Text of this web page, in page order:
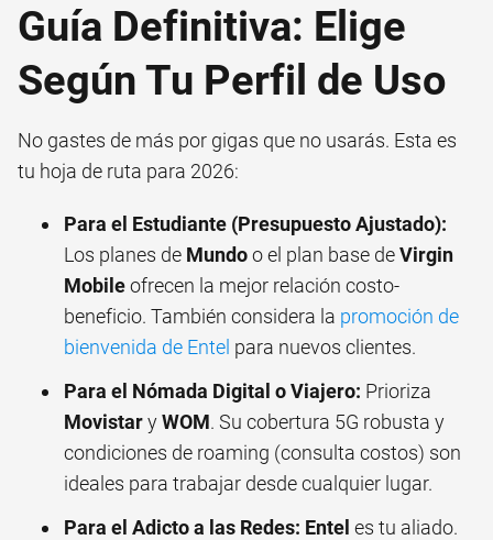
Guía Definitiva: Elige
Según Tu Perfil de Uso
No gastes de más por gigas que no usarás. Esta es
tu hoja de ruta para 2026:
Para el Estudiante (Presupuesto Ajustado):
Los planes de Mundoo el plan base deVirgin
Mobileofrecen la mejor relación costo-
beneficio. También considera la promoción de
bienvenida de Entel para nuevos clientes.
Para el Nómada Digital o Viajero: Prioriza
MovistaryWOM. Su cobertura 5G robusta y
condiciones de roaming (consulta costos) son
ideales para trabajar desde cualquier lugar.
Para el Adicto a las Redes: Entel es tu aliado.